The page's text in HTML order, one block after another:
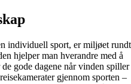
individuell sport, er miljøet rundt
hjelper man hverandre med å
gode dagene når vinden spiller
gjennom sporten –